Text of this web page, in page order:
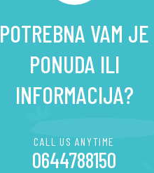
POTREBNA VAM JE
PONUDA ILI
INFORMACIJA?
CALL US ANYTIME
0644788150